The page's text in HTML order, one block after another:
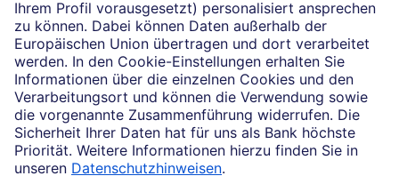
Impressum
Konditionen und Preise
Rechtliche Hinweise